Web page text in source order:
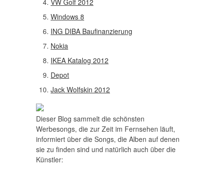
VW Golf 2012
Windows 8
ING DIBA Baufinanzierung
Nokia
IKEA Katalog 2012
Depot
Jack Wolfskin 2012
Dieser Blog sammelt die schönsten
Werbesongs, die zur Zeit im Fernsehen läuft,
informiert über die Songs, die Alben auf denen
sie zu finden sind und natürlich auch über die
Künstler: